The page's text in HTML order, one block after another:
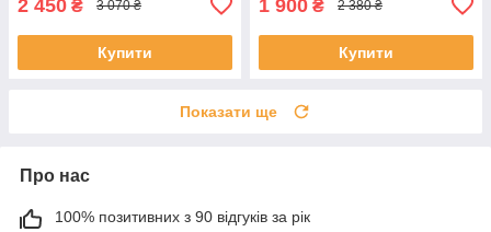
2 450 ₴ 3 070 ₴
Купити
1 900 ₴ 2 380 ₴
Купити
Показати ще
Про нас
100% позитивних з 90 відгуків за рік